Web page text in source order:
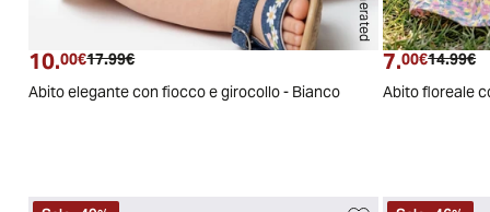
9/1212/1818/2424/3030/36
Prezzo attuale
10.00€ Prezzo originale
17.99€
Abito elegante con fiocco e girocollo - Bianco
6/99/1212/
Prezzo
7.00€14.99€
Abito floreale